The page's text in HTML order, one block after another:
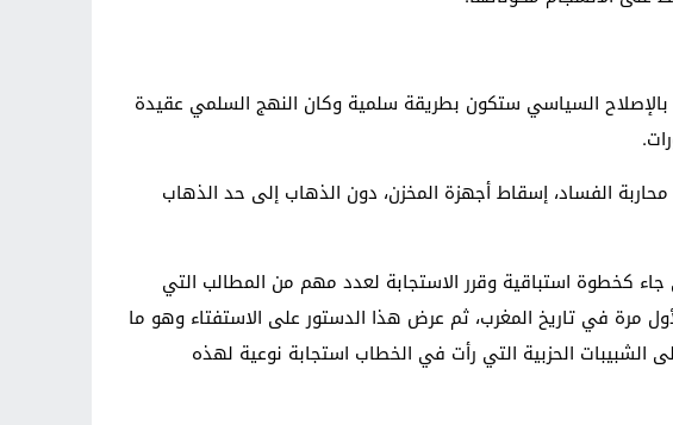
السياسي ستكون بطريقة سلمية وكان النهج السلمي عقيدة
محاربة الفساد، إسقاط أجهزة المخزن، دون الذهاب إلى حد الذهاب
عرفت توترا في التعامل مع الأحداث بعد الخطاب الملكي ل 9 مارس الذي جاء كخطوة استباقية وقرر الاستجابة لعدد مهم من المطالب التي
مرة في تاريخ المغرب، ثم عرض هذا الدستور على الاستفتاء وهو ما
الحزبية التي رأت في الخطاب استجابة نوعية لهذه